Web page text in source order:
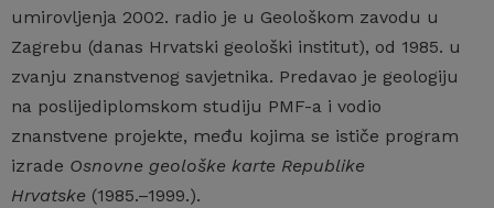
umirovljenja 2002. radio je u Geološkom zavodu u
Zagrebu (danas Hrvatski geološki institut), od 1985. u
zvanju znanstvenog savjetnika. Predavao je geologiju
na poslijediplomskom studiju PMF-a i vodio
znanstvene projekte, među kojima se ističe program
izrade Osnovne geološke karte Republike
Hrvatske (1985.–1999.).